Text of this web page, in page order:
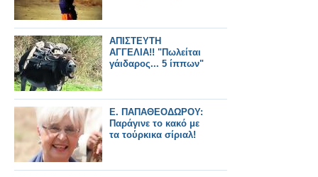
ΑΠΙΣΤΕΥΤΗ
ΑΓΓΕΛΙΑ!! "Πωλείται
γάιδαρος... 5 ίππων"
Ε. ΠΑΠΑΘΕΟΔΩΡΟΥ:
Παράγινε το κακό με
τα τούρκικα σίριαλ!